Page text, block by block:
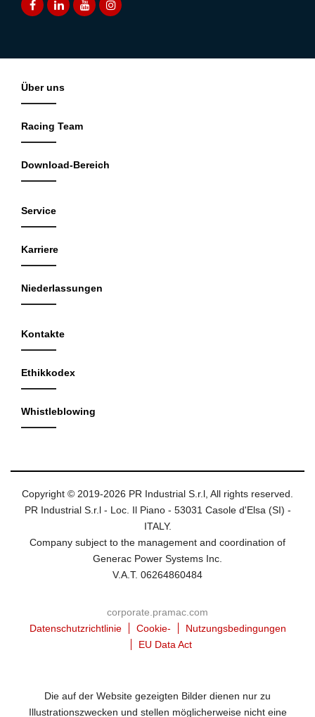
Über uns
Racing Team
Download-Bereich
Service
Karriere
Niederlassungen
Kontakte
Ethikkodex
Whistleblowing
Copyright © 2019-2026 PR Industrial S.r.l, All rights reserved.
PR Industrial S.r.l - Loc. Il Piano - 53031 Casole d'Elsa (SI) -
ITALY.
Company subject to the management and coordination of
Generac Power Systems Inc.
V.A.T. 06264860484
corporate.pramac.com
Datenschutzrichtlinie
Cookie-
Nutzungsbedingungen
EU Data Act
Die auf der Website gezeigten Bilder dienen nur zu
Illustrationszwecken und stellen möglicherweise nicht eine